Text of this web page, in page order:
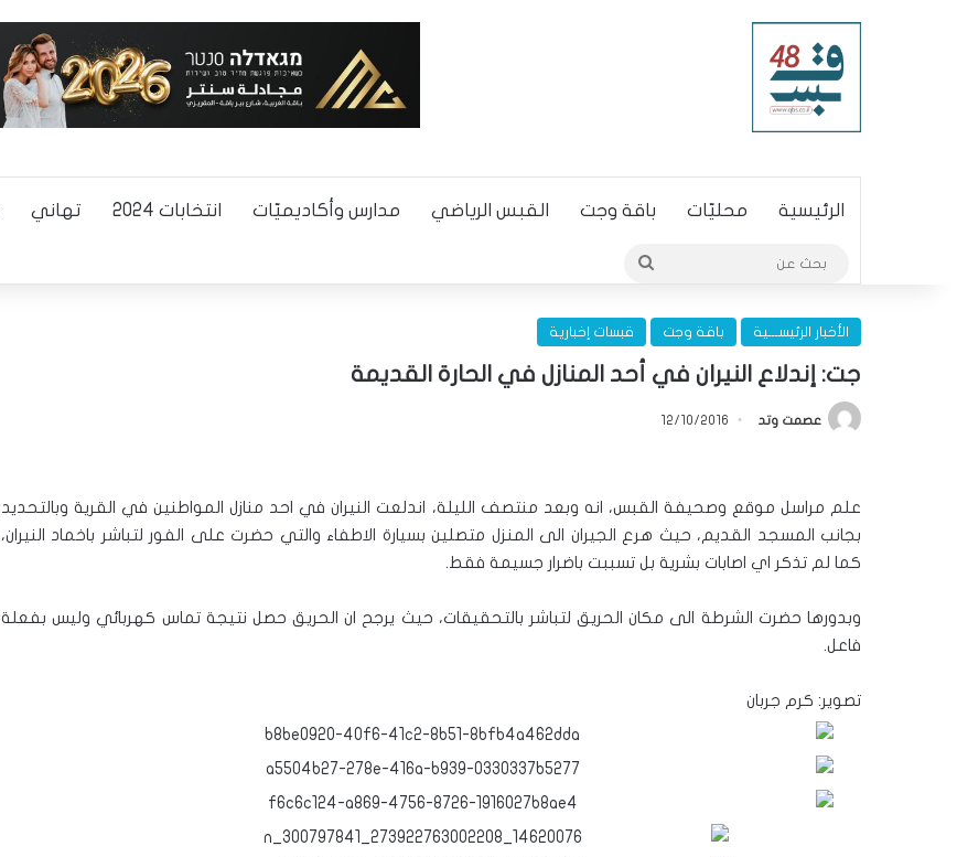
الرئيسية محليّات باقة وجت القبس الرياضي مدارس وأكاديميّات انتخابات 2024 تهاني
الأخبار الرئيســـية باقة وجت قبسات إخبارية
جت: إندلاع النيران في أحد المنازل في الحارة القديمة
عصمت وتد 12/10/2016
علم مراسل موقع وصحيفة القبس، انه وبعد منتصف الليلة، اندلعت النيران في احد منازل المواطنين في القرية وبالتحديد
بجانب المسجد القديم، حيث هرع الجيران الى المنزل متصلين بسيارة الاطفاء والتي حضرت على الفور لتباشر باخماد النيران،
كما لم تذكر اي اصابات بشرية بل تسببت باضرار جسيمة فقط.
وبدورها حضرت الشرطة الى مكان الحريق لتباشر بالتحقيقات، حيث يرجح ان الحريق حصل نتيجة تماس كهربائي وليس بفعلة
فاعل.
تصوير: كرم جربان